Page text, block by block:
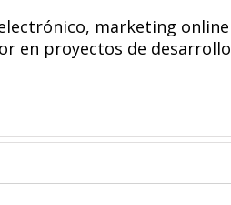
marketing
en proyectos de